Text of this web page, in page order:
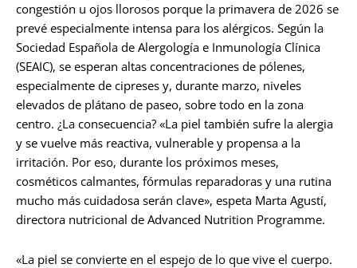
congestión u ojos llorosos porque la primavera de 2026 se
prevé especialmente intensa para los alérgicos. Según la
Sociedad Española de Alergología e Inmunología Clínica
(SEAIC), se esperan altas concentraciones de pólenes,
especialmente de cipreses y, durante marzo, niveles
elevados de plátano de paseo, sobre todo en la zona
centro. ¿La consecuencia? «La piel también sufre la alergia
y se vuelve más reactiva, vulnerable y propensa a la
irritación. Por eso, durante los próximos meses,
cosméticos calmantes, fórmulas reparadoras y una rutina
mucho más cuidadosa serán clave», espeta Marta Agustí,
directora nutricional de Advanced Nutrition Programme.
«La piel se convierte en el espejo de lo que vive el cuerpo.